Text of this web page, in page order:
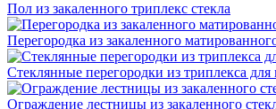
Пол из закаленного триплекс стекла
Перегородка из закаленного
Стеклянные перегородки из триплекса для
Ограждение лестницы из закаленного